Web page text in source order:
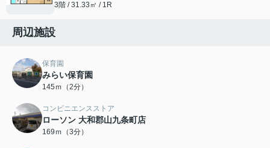
3階 / 31.33㎡ / 1R
周辺施設
保育園
みらい保育園
145ｍ（2分）
コンビニエンスストア
ローソン 大和郡山九条町店
169ｍ（3分）